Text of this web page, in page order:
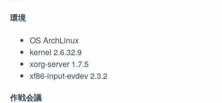
環境
OS ArchLinux
kernel 2.6.32.9
xorg-server 1.7.5
xf86-input-evdev 2.3.2
作戦会議